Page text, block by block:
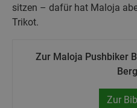
sitzen – dafür hat Maloja
Trikot.
Zur Maloja Pushbiker
Zur